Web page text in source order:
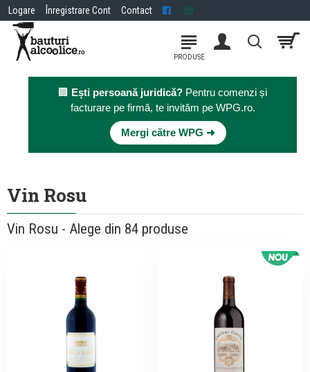
Logare Înregistrare Cont Contact
🏢 Ești persoană juridică? Pentru comenzi și
facturare pe firmă, te invităm pe WPG.ro.
Mergi către WPG ➜
Vin Rosu
Vin Rosu - Alege din 84 produse